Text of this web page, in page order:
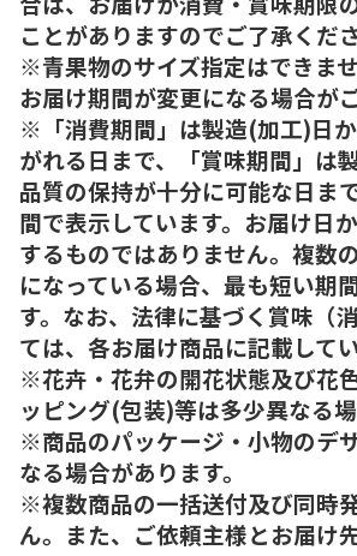
ことがありますのでご了承くださ
※青果物のサイズ指定はできま
お届け期間が変更になる場合が
※「消費期間」は製造(加工)日
がれる日まで、「賞味期間」は
品質の保持が十分に可能な日ま
間で表示しています。お届け日
するものではありません。複数
になっている場合、最も短い期
す。なお、法律に基づく賞味（
ては、各お届け商品に記載してい
※花卉・花弁の開花状態及び花
ッピング(包装)等は多少異なる場
※商品のパッケージ・小物のデ
なる場合があります。
※複数商品の一括送付及び同時
ん。また、ご依頼主様とお届け